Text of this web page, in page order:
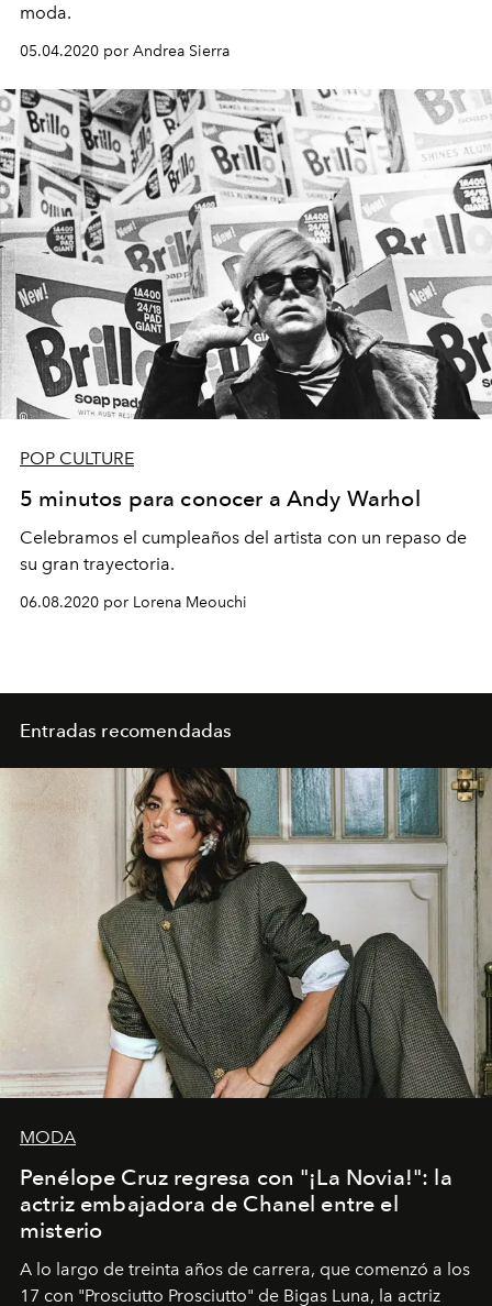
moda.
05.04.2020 por Andrea Sierra
POP CULTURE
5 minutos para conocer a Andy Warhol
Celebramos el cumpleaños del artista con un repaso de
su gran trayectoria.
06.08.2020 por Lorena Meouchi
Entradas recomendadas
MODA
Penélope Cruz regresa con "¡La Novia!": la
actriz embajadora de Chanel entre el
misterio
A lo largo de treinta años de carrera, que comenzó a los
17 con "Prosciutto Prosciutto" de Bigas Luna, la actriz